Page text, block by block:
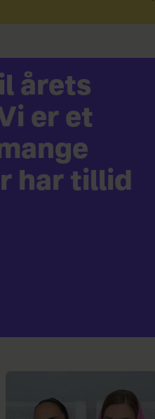
årets
er et
har tillid